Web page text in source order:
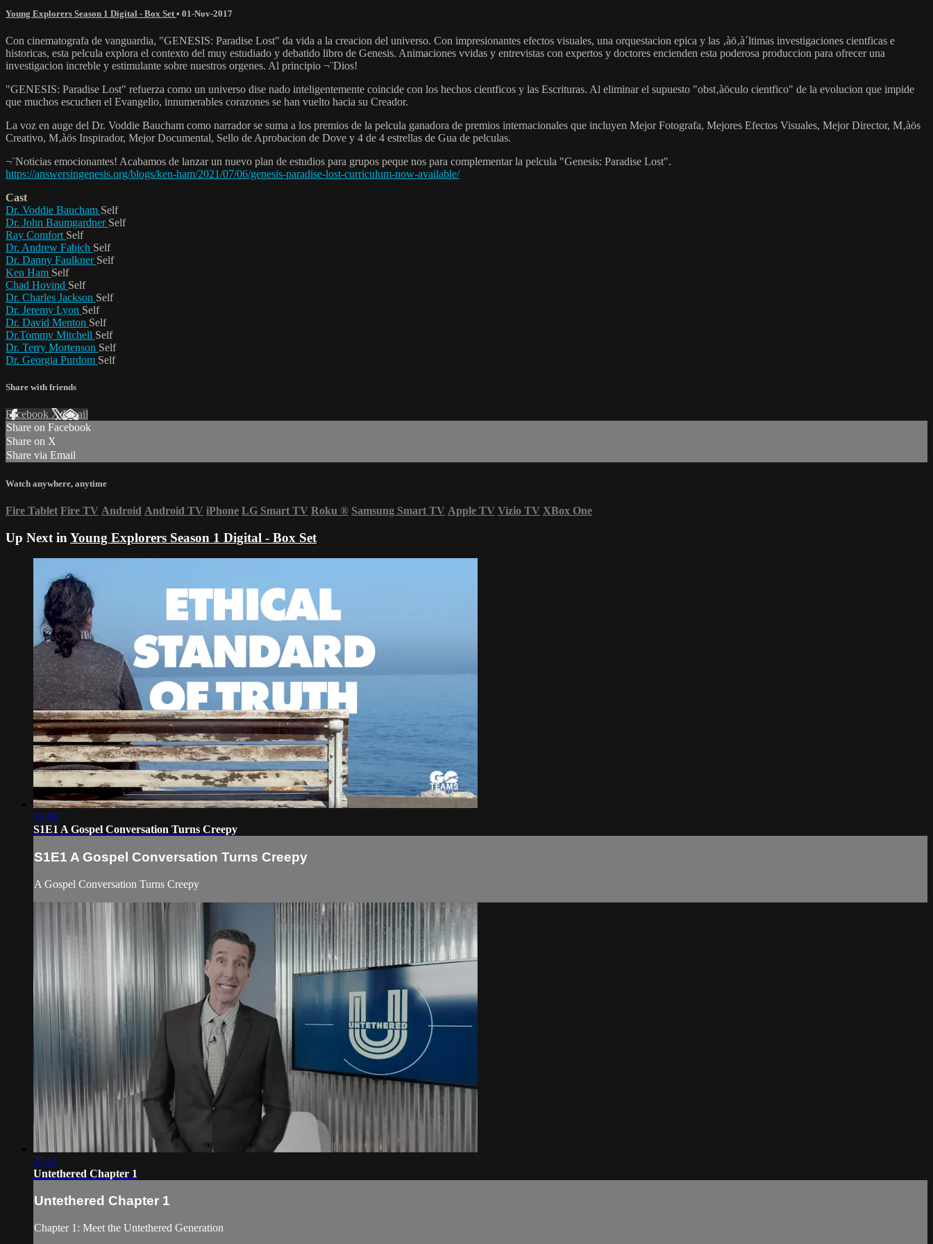
Young Explorers Season 1 Digital - Box Set • 01-Nov-2017
Con cinematografa de vanguardia, "GENESIS: Paradise Lost" da vida a la creacion del universo. Con impresionantes efectos visuales, una orquestacion epica y las ‚àö‚à´ltimas investigaciones cientficas e
historicas, esta pelcula explora el contexto del muy estudiado y debatido libro de Genesis. Animaciones vvidas y entrevistas con expertos y doctores encienden esta poderosa produccion para ofrecer una
investigacion increble y estimulante sobre nuestros orgenes. Al principio ¬¨Dios!
"GENESIS: Paradise Lost" refuerza como un universo dise nado inteligentemente coincide con los hechos cientficos y las Escrituras. Al eliminar el supuesto "obst‚àöculo cientfico" de la evolucion que impide
que muchos escuchen el Evangelio, innumerables corazones se han vuelto hacia su Creador.
La voz en auge del Dr. Voddie Baucham como narrador se suma a los premios de la pelcula ganadora de premios internacionales que incluyen Mejor Fotografa, Mejores Efectos Visuales, Mejor Director, M‚àös
Creativo, M‚àös Inspirador, Mejor Documental, Sello de Aprobacion de Dove y 4 de 4 estrellas de Gua de pelculas.
¬¨Noticias emocionantes! Acabamos de lanzar un nuevo plan de estudios para grupos peque nos para complementar la pelcula "Genesis: Paradise Lost".
https://answersingenesis.org/blogs/ken-ham/2021/07/06/genesis-paradise-lost-curriculum-now-available/
Cast
Dr. Voddie Baucham Self
Dr. John Baumgardner Self
Ray Comfort Self
Dr. Andrew Fabich Self
Dr. Danny Faulkner Self
Ken Ham Self
Chad Hovind Self
Dr. Charles Jackson Self
Dr. Jeremy Lyon Self
Dr. David Menton Self
Dr.Tommy Mitchell Self
Dr. Terry Mortenson Self
Dr. Georgia Purdom Self
Share with friends
Facebook XEmail
Share on Facebook
Share on X
Share via Email
Watch anywhere, anytime
Fire Tablet Fire TV Android Android TV iPhone LG Smart TV Roku ® Samsung Smart TV Apple TV Vizio TV XBox One
Up Next in Young Explorers Season 1 Digital - Box Set
12:06
S1E1 A Gospel Conversation Turns Creepy
S1E1 A Gospel Conversation Turns Creepy
A Gospel Conversation Turns Creepy
27:31
Untethered Chapter 1
Untethered Chapter 1
Chapter 1: Meet the Untethered Generation